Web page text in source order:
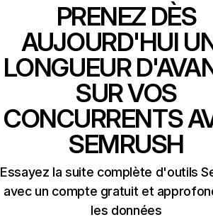
PRENEZ DÈS
AUJOURD'HUI
LONGUEUR
SUR VOS
CONCURRENTS
SEMRUSH
Essayez la suite complète d'outils
avec un compte gratuit et
les données